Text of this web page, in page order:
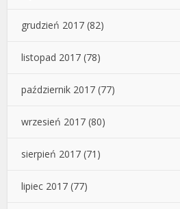
grudzień 2017 (82)
listopad 2017 (78)
październik 2017 (77)
wrzesień 2017 (80)
sierpień 2017 (71)
lipiec 2017 (77)